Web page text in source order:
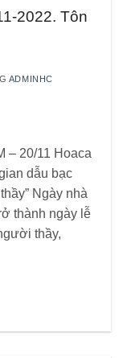
2022. Tôn
ADMINHC
– 20/11 Hoaca
dẫu bạc
Ngày nhà
thành ngày lễ
thầy,